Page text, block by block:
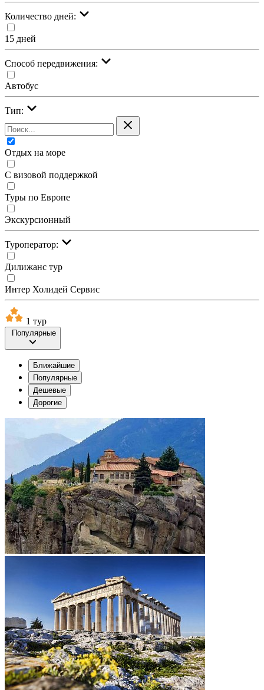
Количество дней:
15 дней
Cпособ передвижения:
Автобус
Тип:
Отдых на море
С визовой поддержкой
Туры по Европе
Экскурсионный
Туроператор:
Дилижанс тур
Интер Холидей Сервис
1 тур
Популярные
Ближайшие
Популярные
Дешевые
Дорогие